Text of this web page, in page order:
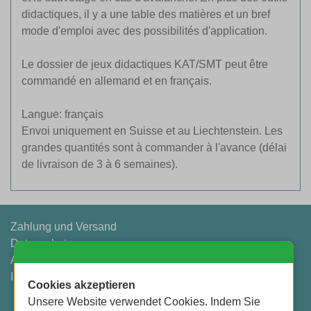
didactiques, il y a une table des matières et un bref
mode d'emploi avec des possibilités d'application.
Le dossier de jeux didactiques KAT/SMT peut être
commandé en allemand et en français.
Langue: français
Envoi uniquement en Suisse et au Liechtenstein. Les
grandes quantités sont à commander à l'avance (délai
de livraison de 3 à 6 semaines).
Zahlung und Versand
Datenschutz
AGB
Cookies akzeptieren
Unsere Website verwendet Cookies. Indem Sie